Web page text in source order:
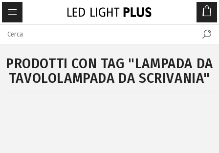
PRODOTTI CON TAG "LAMPADA DA
TAVOLOLAMPADA DA SCRIVANIA"